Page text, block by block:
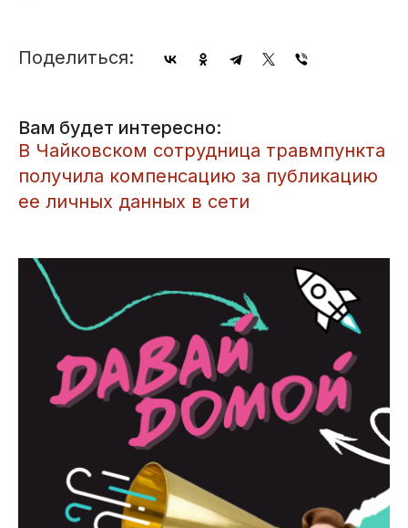
Поделиться:
Вам будет интересно:
В Чайковском сотрудница травмпункта
получила компенсацию за публикацию
ее личных данных в сети